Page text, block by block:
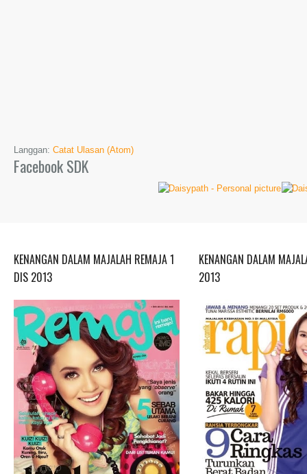
Langgan: Catat Ulasan (Atom)
Facebook SDK
KENANGAN DALAM MAJALAH REMAJA 1
DIS 2013
KENANGAN DALAM
2013